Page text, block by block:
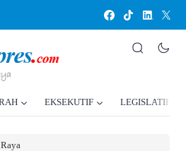
EKSEKUTIF LEGISLATIF